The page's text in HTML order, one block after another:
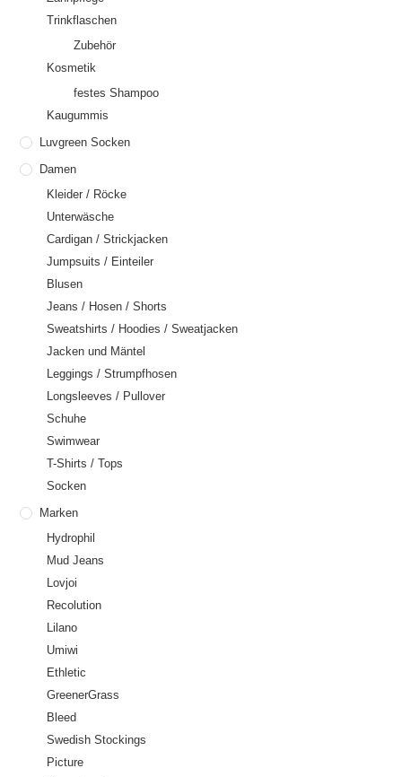
Trinkflaschen
Zubehör
Kosmetik
festes Shampoo
Kaugummis
Luvgreen Socken
Damen
Kleider / Röcke
Unterwäsche
Cardigan / Strickjacken
Jumpsuits / Einteiler
Blusen
Jeans / Hosen / Shorts
Sweatshirts / Hoodies / Sweatjacken
Jacken und Mäntel
Leggings / Strumpfhosen
Longsleeves / Pullover
Schuhe
Swimwear
T-Shirts / Tops
Socken
Marken
Hydrophil
Mud Jeans
Lovjoi
Recolution
Lilano
Umiwi
Ethletic
GreenerGrass
Bleed
Swedish Stockings
Picture